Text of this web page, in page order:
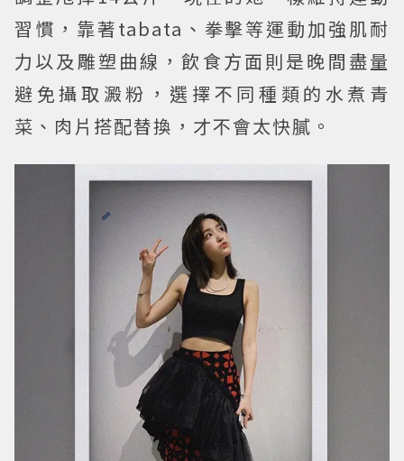
習慣，靠著tabata、拳擊等運動加強肌耐
力以及雕塑曲線，飲食方面則是晚間盡量
避免攝取澱粉，選擇不同種類的水煮青
菜、肉片搭配替換，才不會太快膩。